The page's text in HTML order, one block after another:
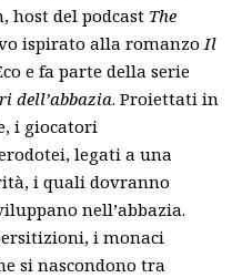
host del podcast The
ispirato alla romanzo Il
e fa parte della serie
dell’abbazia. Proiettati in
i giocatori
legati a una
i quali dovranno
nell’abbazia.
i monaci
si nascondono tra